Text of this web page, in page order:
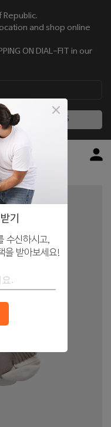
and shop online
ON DIAL-FIT in our
NO, THANKS
기
수신하시고,
을 받아보세요!